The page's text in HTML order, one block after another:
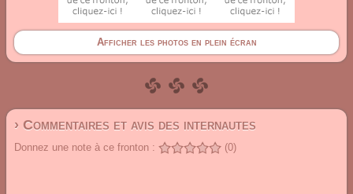
Afficher les photos en plein écran
› Commentaires et avis des internautes
Donnez une note à ce fronton : (0)